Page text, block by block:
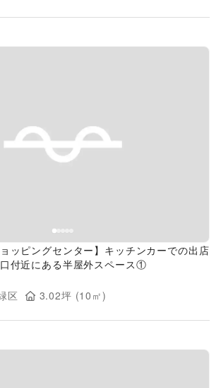
ッピングセンター】キッチンカーでの出店
付近にある半屋外スペース①
区 3.02坪 (10 ㎡)